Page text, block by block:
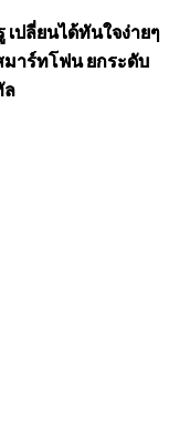
ปลี่ยนได้ทันใจง่ายๆ
มาร์ทโฟน ยกระดับ
ล